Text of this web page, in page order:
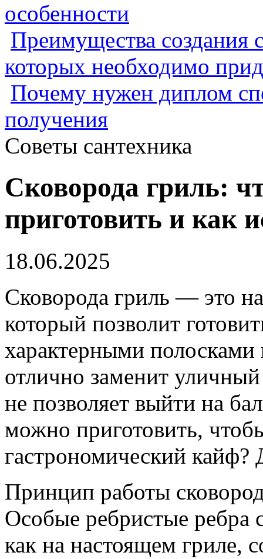
особенности
Преимущества создания
которых необходимо
Почему нужен диплом
получения
Советы сантехника
Сковорода гриль:
приготовить и как
18.06.2025
Сковорода гриль — это
который позволит
характерными
отлично заменит
не позволяет выйти на
можно приготовить,
гастрономический кайф?
Принцип работы
Особые ребристые ребра
как на настоящем гриле,